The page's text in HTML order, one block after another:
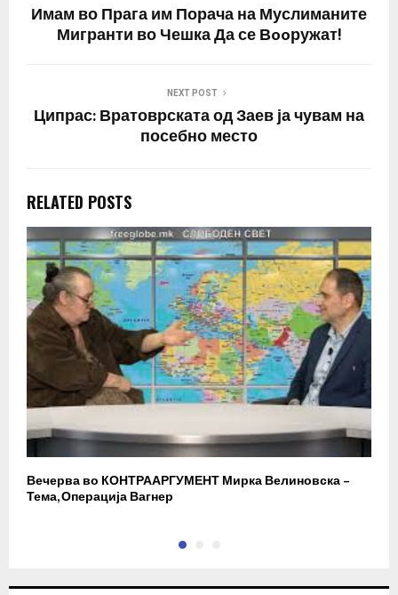
Имам во Прага им Порача на Муслиманите
Мигранти во Чешка Да се Вooружат!
NEXT POST
Ципрас: Вратоврската од Заев ја чувам на
посебно место
RELATED POSTS
Вечерва во КОНТРААРГУМЕНТ Мирка Велиновска –
Тема, Операција Вагнер